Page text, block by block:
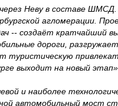
Неву в составе
агломерации.
-- создаёт кратчайший
дороги,
туристическую
выходит на новый
и наиболее
автомобильный мост